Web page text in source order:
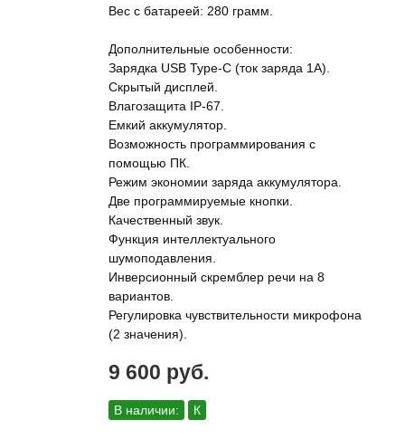
Вес с батареей: 280 грамм.
Дополнительные особенности:
Зарядка USB Type-C (ток заряда 1А).
Скрытый дисплей.
Влагозащита IP-67.
Емкий аккумулятор.
Возможность программирования с
помощью ПК.
Режим экономии заряда аккумулятора.
Две программируемые кнопки.
Качественный звук.
Функция интеллектуального
шумоподавления.
Инверсионный скремблер речи на 8
вариантов.
Регулировка чувствительности микрофона
(2 значения).
9 600 руб.
В наличии: К